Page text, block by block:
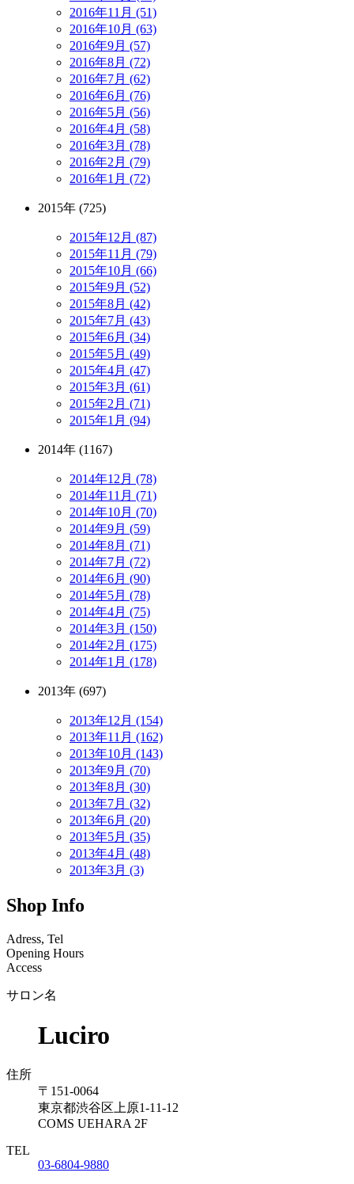
2016年11月 (51)
2016年10月 (63)
2016年9月 (57)
2016年8月 (72)
2016年7月 (62)
2016年6月 (76)
2016年5月 (56)
2016年4月 (58)
2016年3月 (78)
2016年2月 (79)
2016年1月 (72)
2015年 (725)
2015年12月 (87)
2015年11月 (79)
2015年10月 (66)
2015年9月 (52)
2015年8月 (42)
2015年7月 (43)
2015年6月 (34)
2015年5月 (49)
2015年4月 (47)
2015年3月 (61)
2015年2月 (71)
2015年1月 (94)
2014年 (1167)
2014年12月 (78)
2014年11月 (71)
2014年10月 (70)
2014年9月 (59)
2014年8月 (71)
2014年7月 (72)
2014年6月 (90)
2014年5月 (78)
2014年4月 (75)
2014年3月 (150)
2014年2月 (175)
2014年1月 (178)
2013年 (697)
2013年12月 (154)
2013年11月 (162)
2013年10月 (143)
2013年9月 (70)
2013年8月 (30)
2013年7月 (32)
2013年6月 (20)
2013年5月 (35)
2013年4月 (48)
2013年3月 (3)
Shop Info
Adress, Tel
Opening Hours
Access
サロン名
Luciro
住所
〒151-0064
東京都渋谷区上原1-11-12
COMS UEHARA 2F
TEL
03-6804-9880